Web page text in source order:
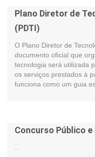
Plano Diretor de
(PDTI)
O Plano Diretor de
documento oficial que
tecnologia será utilizada
os serviços prestados à
funciona como um guia
Concurso Público